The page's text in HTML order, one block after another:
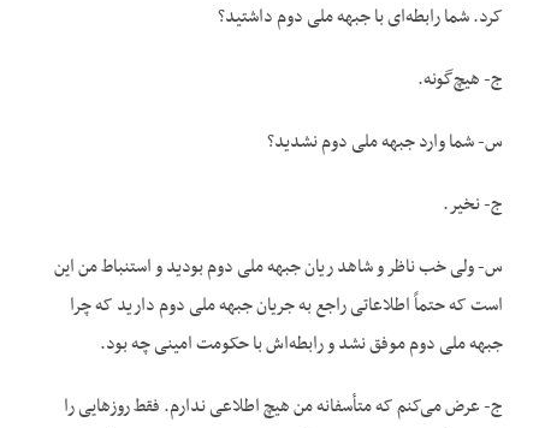
کرد. شما رابطه‌ای با جبهه ملی دوم داشتید؟
ج- هیچ‌گونه.
س- شما وارد جبهه ملی دوم نشدید؟
ج- نخیر.
س- ولی خب ناظر و شاهد ریان جبهه ملی دوم بودید و استنباط من این
است که حتماً اطلاعاتی راجع به جریان جبهه ملی دوم دارید که چرا
جبهه ملی دوم موفق نشد و رابطه‌اش با حکومت امینی چه بود.
ج- عرض می‌کنم که متأسفانه من هیچ اطلاعی ندارم. فقط روزهایی را